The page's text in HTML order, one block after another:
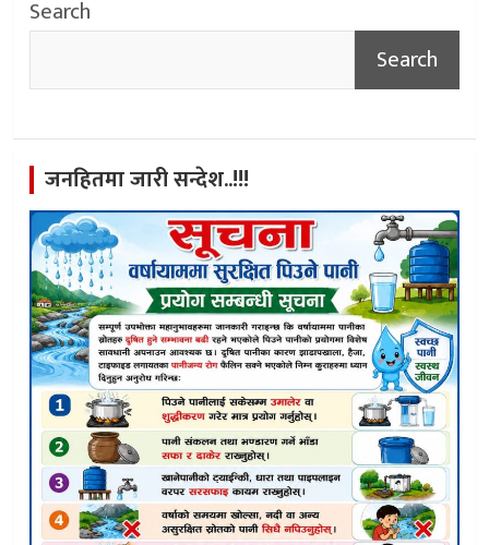
Search
Search
जनहितमा जारी सन्देश..!!!